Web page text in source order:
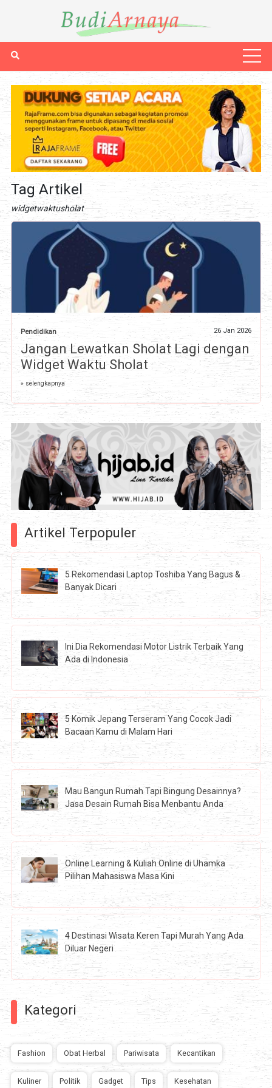
Tag Artikel
widgetwaktusholat
Pendidikan 26 Jan 2026
Jangan Lewatkan Sholat Lagi dengan
Widget Waktu Sholat
» selengkapnya
Artikel Terpopuler
5 Rekomendasi Laptop Toshiba Yang Bagus &
Banyak Dicari
Ini Dia Rekomendasi Motor Listrik Terbaik Yang
Ada di Indonesia
5 Komik Jepang Terseram Yang Cocok Jadi
Bacaan Kamu di Malam Hari
Mau Bangun Rumah Tapi Bingung Desainnya?
Jasa Desain Rumah Bisa Menbantu Anda
Online Learning & Kuliah Online di Uhamka
Pilihan Mahasiswa Masa Kini
4 Destinasi Wisata Keren Tapi Murah Yang Ada
Diluar Negeri
Kategori
Fashion Obat Herbal Pariwisata Kecantikan
Kuliner Politik Gadget Tips Kesehatan